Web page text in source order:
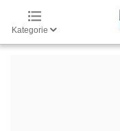
Kategorie